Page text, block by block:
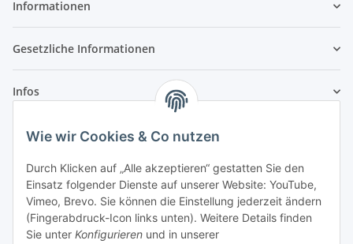
Wie wir Cookies & Co nutzen
Durch Klicken auf „Alle akzeptieren“ gestatten Sie den
Einsatz folgender Dienste auf unserer Website: YouTube,
Vimeo, Brevo. Sie können die Einstellung jederzeit ändern
(Fingerabdruck-Icon links unten). Weitere Details finden
Sie unter Konfigurieren und in unserer
Informationen
Gesetzliche Informationen
Infos
Laden - Öffnungszeiten:
Montag 09:00Uhr bis
16:00 Uhr
Dienstag
09:00 Uhr bis
17:00 Uhr
Mittwoch
09:00 Uhr bis 16:00 Uhr
Donnerstag
09:00 Uhr bis 17:00 Uhr